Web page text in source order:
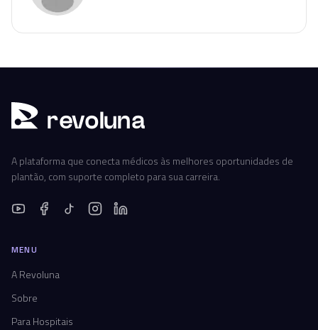
revoluna
A plataforma que conecta médicos às melhores oportunidades de
plantão, com suporte completo para sua carreira.
MENU
A Revoluna
Sobre
Para Hospitais